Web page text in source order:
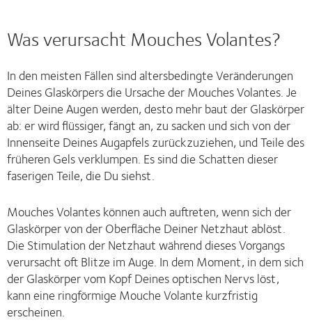
Was verursacht Mouches Volantes?
In den meisten Fällen sind altersbedingte Veränderungen
Deines Glaskörpers die Ursache der Mouches Volantes. Je
älter Deine Augen werden, desto mehr baut der Glaskörper
ab: er wird flüssiger, fängt an, zu sacken und sich von der
Innenseite Deines Augapfels zurückzuziehen, und Teile des
früheren Gels verklumpen. Es sind die Schatten dieser
faserigen Teile, die Du siehst.
Mouches Volantes können auch auftreten, wenn sich der
Glaskörper von der Oberfläche Deiner Netzhaut ablöst.
Die Stimulation der Netzhaut während dieses Vorgangs
verursacht oft Blitze im Auge. In dem Moment, in dem sich
der Glaskörper vom Kopf Deines optischen Nervs löst,
kann eine ringförmige Mouche Volante kurzfristig
erscheinen.